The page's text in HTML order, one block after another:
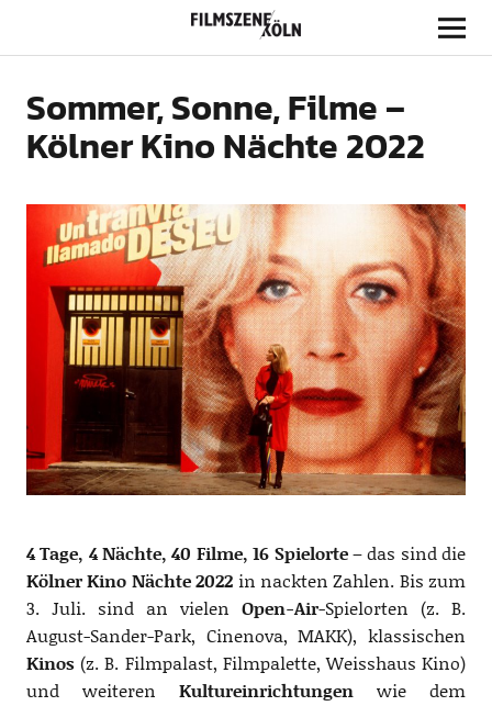
Filmszene Köln
Sommer, Sonne, Filme –
Kölner Kino Nächte 2022
4 Tage, 4 Nächte, 40 Filme, 16 Spielorte– das sind die
Kölner Kino Nächte 2022 in nackten Zahlen. Bis zum
3. Juli. sind an vielenOpen-Air-Spielorten (z. B.
August-Sander-Park, Cinenova, MAKK), klassischen
Kinos(z. B. Filmpalast, Filmpalette, Weisshaus Kino)
und weiteren Kultureinrichtungenwie dem